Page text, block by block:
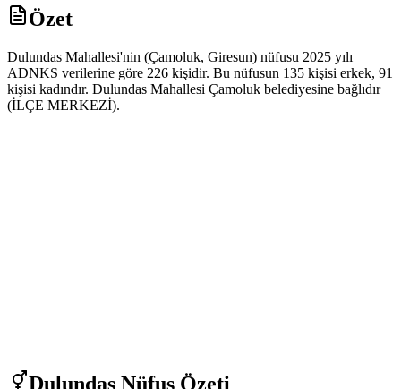
Özet
Dulundas Mahallesi'nin (Çamoluk, Giresun) nüfusu 2025 yılı
ADNKS verilerine göre 226 kişidir. Bu nüfusun 135 kişisi erkek, 91
kişisi kadındır. Dulundas Mahallesi Çamoluk belediyesine bağlıdır
(İLÇE MERKEZİ).
Dulundas Nüfus Özeti